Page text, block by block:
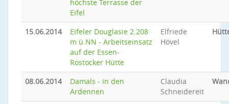
höchste Terrasse der
Eifel
15.06.2014
Eifeler Douglasie 2.208
m ü.NN - Arbeitseinsatz
auf der Essen-
Rostocker Hütte
Elfriede
Hövel
08.06.2014
Damals - in den
Ardennen
Claudia
Schneidereit